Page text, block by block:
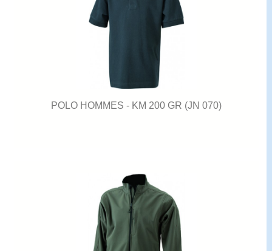
POLO HOMMES - KM 200 GR (JN 070)